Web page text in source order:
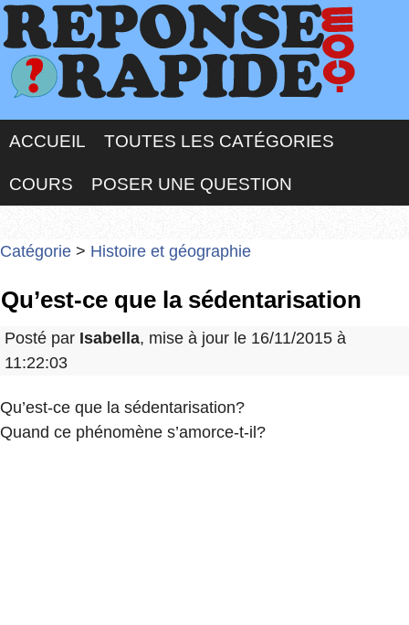
ACCUEIL TOUTES LES CATÉGORIES
COURS POSER UNE QUESTION
Catégorie > Histoire et géographie
Qu’est-ce que la sédentarisation
Posté par Isabella, mise à jour le 16/11/2015 à
11:22:03
Qu’est-ce que la sédentarisation?
Quand ce phénomène s’amorce-t-il?